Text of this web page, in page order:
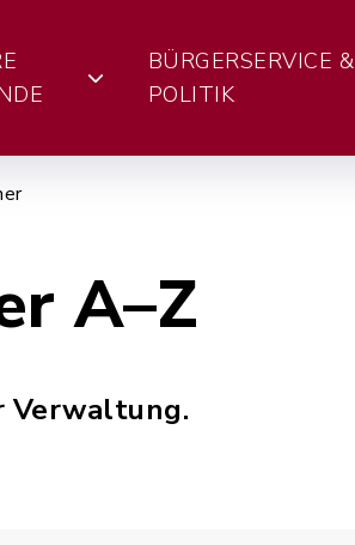
BÜRGERSERVICE &
POLITIK
A–Z
Verwaltung.